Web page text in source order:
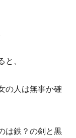
、
の人は無事か確
は鉄？の剣と黒